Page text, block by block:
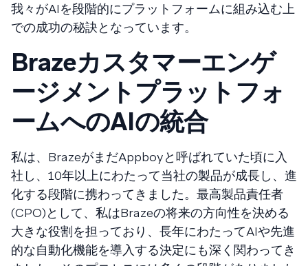
我々がAIを段階的にプラットフォームに組み込む上
での成功の秘訣となっています。
Brazeカスタマーエンゲ
ージメントプラットフォ
ームへのAIの統合
私は、BrazeがまだAppboyと呼ばれていた頃に入
社し、10年以上にわたって当社の製品が成長し、進
化する段階に携わってきました。最高製品責任者
(CPO)として、私はBrazeの将来の方向性を決める
大きな役割を担っており、長年にわたってAIや先進
的な自動化機能を導入する決定にも深く関わってき